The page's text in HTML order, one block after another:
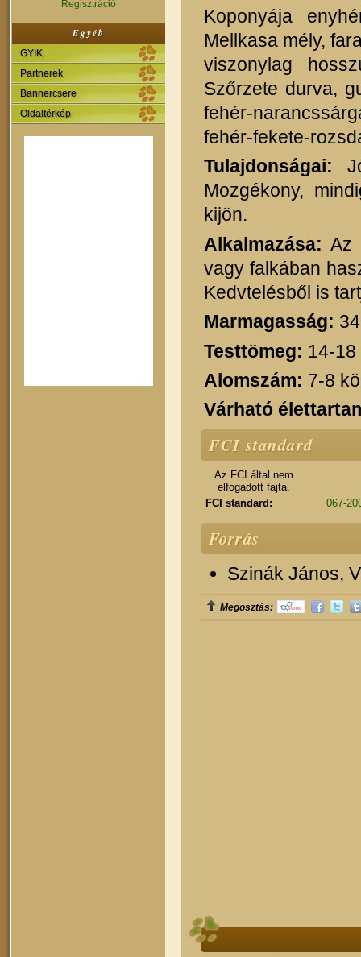
Regisztráció
Egyéb
GYIK
Partnerek
Bannercsere
Oldaltérkép
Koponyája
Mellkasa mély,
viszonylag
Szőrzete durva,
fehér-
fehér-fekete-
Tulajdonságai:
Mozgékony,
kijön.
Alkalmazása: Az
vagy falkában
Kedvtelésből is
Marmagasság:
Testtömeg: 14-18
Alomszám: 7-8
Várható
FCI standard
Az FCI által nem
elfogadott fajta.
FCI standard:
067-
Forrás
Szinák János,
Megosztás: